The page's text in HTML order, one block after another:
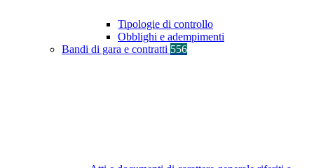
Tipologie di controllo
Obblighi e adempimenti
Bandi di gara e contratti 556